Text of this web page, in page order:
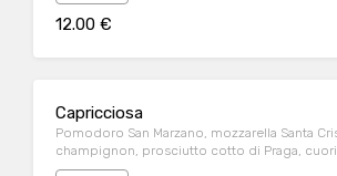
12.00 €
Capricciosa
Pomodoro San Marzano, mozzarella Santa
champignon, prosciutto cotto di Praga,